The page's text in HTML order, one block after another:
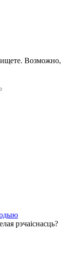
Возможно,
рэчаіснасць?